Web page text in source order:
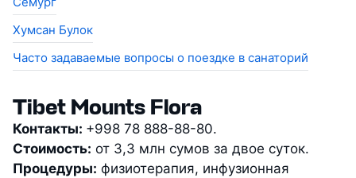
Хумсан Булок
Часто задаваемые вопросы о поездке в санаторий
Tibet Mounts Flora
Контакты: +998 78 888-88-80.
Стоимость: от 3,3 млн сумов за двое суток.
Процедуры: физиотерапия, инфузионная